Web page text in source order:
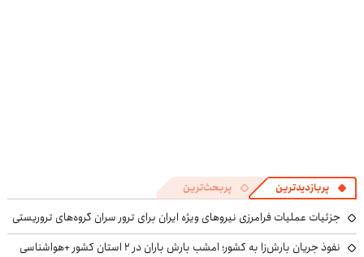
پربازدیدترین پربحث‌ترین
جزئیات عملیات فرامرزی نیروهای ویژه ایران برای ترور سران گروه‌های تروریستی
نفوذ جریان بارش‌زا به کشور؛ امشب بارش باران در ۲ استان کشور +هواشناسی